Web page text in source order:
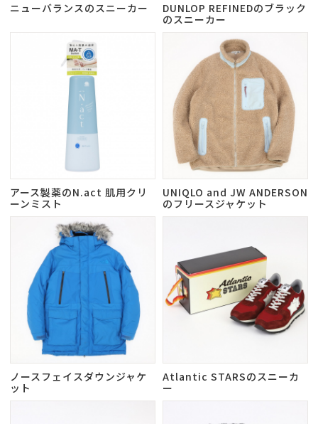
ニューバランスのスニーカー
DUNLOP REFINEDのブラック
のスニーカー
アース製薬のN.act 肌用クリ
ーンミスト
UNIQLO and JW ANDERSON
のフリースジャケット
ノースフェイスダウンジャケ
ット
Atlantic STARSのスニーカ
ー